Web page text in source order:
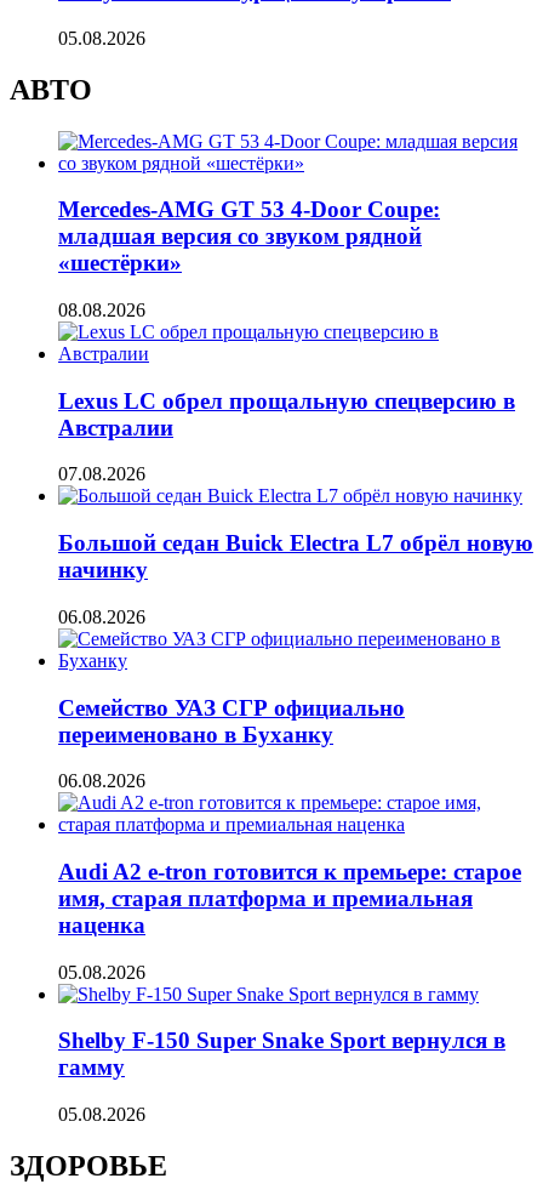
05.08.2026
АВТО
Mercedes-AMG GT 53 4-Door Coupe:
младшая версия со звуком рядной
«шестёрки»
08.08.2026
Lexus LC обрел прощальную спецверсию в
Австралии
07.08.2026
Большой седан Buick Electra L7 обрёл новую
начинку
06.08.2026
Семейство УАЗ СГР официально
переименовано в Буханку
06.08.2026
Audi A2 e-tron готовится к премьере: старое
имя, старая платформа и премиальная
наценка
05.08.2026
Shelby F-150 Super Snake Sport вернулся в
гамму
05.08.2026
ЗДОРОВЬЕ